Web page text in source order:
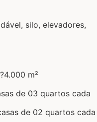
silo, elevadores,
m²
de 03 quartos cada
de 02 quartos cada